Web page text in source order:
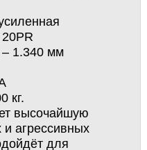
1.340 мм
кг.
высочайшую
агрессивных
для